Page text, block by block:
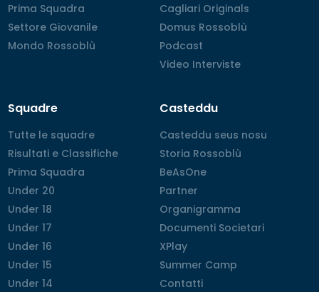
Prima Squadra
Prima Squadra
Settore Giovanile
Settore Giovanile
Mondo Rossoblù
Mondo Rossoblù
Cagliari Originals
Cagliari Originals
Domus Rossoblù
Domus Rossoblù
Podcast
Podcast
Video Interviste
Video Interviste
Squadre
Tutte le squadre
Tutte le squadre
Risultati e Classifiche
Risultati e Classifiche
Prima Squadra
Prima Squadra
Under 20
Under 20
Under 18
Under 18
Under 17
Under 17
Under 16
Under 16
Under 15
Under 15
Under 14
Under 14
Casteddu
Casteddu seus nosu
Casteddu seus nosu
Storia Rossoblù
Storia Rossoblù
BeAsOne
BeAsOne
Partner
Partner
Organigramma
Organigramma
Documenti Societari
Documenti Societari
XPlay
XPlay
Summer Camp
Summer Camp
Contatti
Contatti